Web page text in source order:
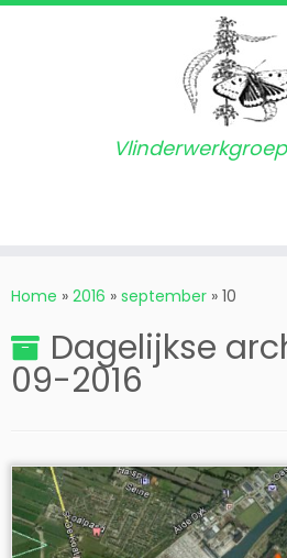
naar
Home » 2016 » september » 10
Dagelijkse
09-2016